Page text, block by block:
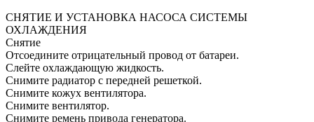
СНЯТИЕ И УСТАНОВКА НАСОСА СИСТЕМЫ
ОХЛАЖДЕНИЯ
Снятие
Отсоедините отрицательный провод от батареи.
Слейте охлаждающую жидкость.
Снимите радиатор с передней решеткой.
Снимите кожух вентилятора.
Снимите вентилятор.
Снимите ремень привода генератора.